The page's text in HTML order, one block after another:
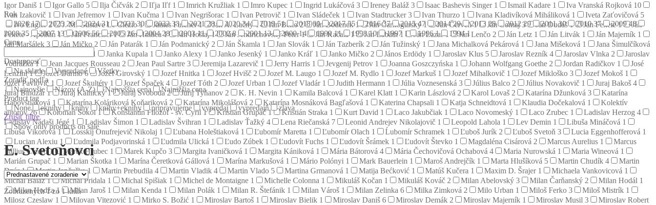
Igor Daniš 1 Igor Gallo 5 Ilja Čičvák 2 Iľja Iľf 1 Imrich Kružliak 1 Imro Kupec 1 Ingrid Lukáčová 3 Ireney Baláž 3 Isaac Bashevis Singer 1 Ismail Kadare 1 Iva Vranská Rojková 10
Ivan Izakovič 1 Ivan Jefremov 1 Ivan Kučma 1 Ivan Negrišorac 1 Ivan Petrovič 1 Ivan Sládeček 1 Ivan Stadtrucker3 Ivan Thurzo 1 Ivana Kladivíková Miháliková 1 Iveta Zaťovičová 5
Ivo Engler2 J. M. Gustave Le Clézio1 James Fulcher1 Ján A. Lačný1 Ján Beňo2 Ján Bodenek1 Ján Čarnogurský1 Ján Červeň1 Ján Čomaj3 Ján Dudáš1 Ján Fekete1
Ján
Fekete - Apolkin1 Ján Francisci1 Ján Hnilica1 Ján Hoštaj1 Ján Jendrichovský Peter1 Ján Kačala1 Ján Labáth1 Ján Lazar1 Ján Lenčo 2 Ján Letz 1 Ján Litvák 1 Ján Majerník 1
Ján Maršálek 3 Ján Mičko 2 Ján Patarák 1 Ján Podmanický 2 Ján Škamla 1 Jan Slovák 1 Ján Tazberík 2 Ján Tužinský 1 Jana Michalková Pekárová 1 Jana Mišeková 1
Jana Šimulčíková
1 Janka Kupala 1 Janko Alexy 1 Janko Jesenký 1 Janko Kráľ 1 Janko Mičko 2 János Erdödy 1 Jaroslav Klus 5 Jaroslav Rezník 4 Jaroslav Vlnka 2
Jaroslav
Vodrážka1 Jean Jacques Rousseau 2 Jean Paul Sartre 3 Jeremija Lazarevič 1 Jerry Harris 1 Jevgenij Petrov 1 Joanna Goszczyńska 1 Johann Wolfgang Goethe 2 Jordan Radičkov 1
José
Lenzini1 Jozef Darmo6 Jozef Girovský 1 Jozef Hnitka 1 Jozef Hvišč 2 Jozef M. Laugo 1 Jozef M. Rydlo 1 Jozef Markuš 1 Jozef Mihalkovič 1 Jozef Mikloško 3 Jozef Mokoš 1
Jozef Pavlovič 1 Jozef Škultéty 1 Jozef Špaček 4 Jozef Tóth 2 Jozef Urban 1 Jozef Vladár 1 Judith Hermann 1 Júlia Voznesenská 3 Július Balco 2 Július Novakovič 1 Juraj Bakoš 4
Juraj Bindzár1 Juraj Kalnický1 Juraj Svoboda2 Jurij Tyňanov 2 K. H. Nevin 1 Kamila Balcová 1 Karel Klatt 1 Karin Lászlová 2 Karol Lovaš 2 Katarína Džunková 3
Katarína
Habovštiaková 1 Katarína Koláriková Koňariková 2 Katarína Mikolášová 2 Katarína Mosnáková Bagľašová 1 Katerina Chapsali 1 Katja Schneidtová 1 Klaudia Dočekalová 1
Kolektív
autorov26 Koloman Sokol1 Konštantín Filozof - sv. Cyril1 Kristián Grupač1 Kristián Straka 1 Kurt David 1 Laco Jakubčiak 1 Laco Novomeský 1 Laco Zrubec 1 Ladislav Herzog 4
Ladislav Nádaši Jégé 1 Ladislav Šimon 1 Ladislav Švihran 1 Ladislav Ťažký 4 Lena Riečanská 7 Leonid Andrejev Nikolajovič 1 Leopold Lahola 1 Lev Demin 1 Libuša Mináčová 1
Libuša Vikorová1 Losskij Onufrejevič Nikolaj 1 Ľubana Holeštiaková 1 Ľubomír Maretta 1 Ľubomír Olach 1 Ĺubomír Schramek 1 Ľuboš Jurík 2 Ľuboš Svetoň 3 Lucia Eggenhofferová 1
Lucian Alexiu 1 Ľudmila Podjavorinská 1 Ľudmila Ulická 1 Ľudo Zúbek 1 Ľudovít Fuchs 1 Ľudovít Šrámek 1 Ľudovít Števko 1 Magdaléna Cisárová 2 Marcus Aurelius 1
Marcus
Tullius Cicero1 Marek Hrubec 1 Marek Kupčo 3 Margita Ivaničková 1 Margita Kániková 1 Mária Bátorová 4 Mária Čechovičová Ochabová 4 Maria Nurowská 1 Maria Wineová 1
Marián Grupač 1 Marian Škotka 1 Marína Čeretková Gállová 1 Marína Markušová 1 Mário Polónyi 1 Mark Bauerlein 1 Maroš Andrejčík 1 Marta Hlušíková 5 Martin Chudík 4
Martin
Dzúr1 Martin Jančuška1 Martin Prebudila 4 Martin Vladik 4 Martin Vlado 5 Martina Grmanová 1 Matija Bećković 1 Matúš Kučera 1 Maxim D. Šrajer 1 Michaela Vankovicová 1
Michal Baláž1 Michal Pridala 1 Michal Spišiak 1 Michel de Montaigne 1 Michelle Colonna 1 Mikuláš Kočan 1 Mikuláš Kováč 2 Milan Abelovský 3 Milan Čarňanský 2 Milan Hodál 1
Milan Hodža1 Milan Jaroš 1 Milan Kenda 1 Milan Polák 1 Milan R. Štefánik 1 Milan Vároš 1 Milan Zelinka 6 Milka Zimková 2 Milo Urban 1 Miloš Ferko 3 Miloš Mistrík 1
Milosz Czeslaw 1 Milovan Vitezović 1 Mirko S. Božić 1 Miroslav Bartoš 1 Miroslav Bielik 1 Miroslav Daniš 6 Miroslav Demák 2 Miroslav Majerník 1 Miroslav Musil 3
Miroslav Robert
Rok
202617 2025 26 202431 202330 202233 202128 202034 201951 201860 201755 201637 201547 201429 2013 28 201229 201130 201037 200943
200835 2007 13 200656 2005 26 200428 200311 20028 200113 200014 199911 199810 1997 1 19961 19941
Cena
Dostupnosť
Na sklade
Vypredané
Všetky
Zoradiť podľa
Najnovšie
Názov (A-Z) Najvyššia cena
Najnižšia cena
Product tag
None
eknihy knihy knihy+eknihy pripravujeme vypredaj vypredajň
zlava
Zrušiť filtre
Show only products on sale
E. Svetoňovci
Zobrazených 1 zo 1 kníh